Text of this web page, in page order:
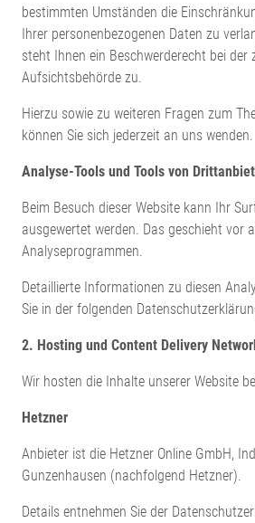
bestimmten Umständen die
Ihrer personenbezogenen Daten zu
steht Ihnen ein Beschwerderecht bei der
Aufsichtsbehörde zu.
Hierzu sowie zu weiteren Fragen zum
können Sie sich jederzeit an uns wenden.
Analyse-Tools und Tools von
Beim Besuch dieser Website kann Ihr
ausgewertet werden. Das geschieht vor
Analyseprogrammen.
Detaillierte Informationen zu diesen
Sie in der folgenden
2. Hosting und Content Delivery
Wir hosten die Inhalte unserer Website
Hetzner
Anbieter ist die Hetzner Online GmbH,
Gunzenhausen (nachfolgend Hetzner).
Details entnehmen Sie der